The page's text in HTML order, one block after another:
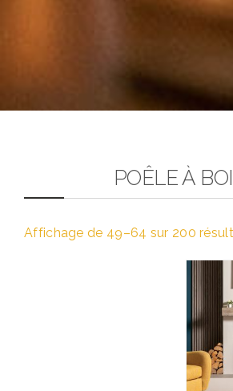
POÊLE À
Affichage de 49–64 sur 200